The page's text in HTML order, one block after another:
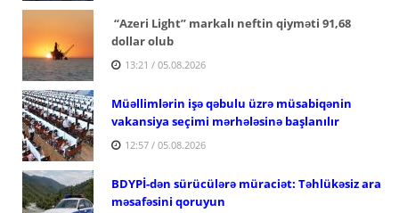
“Azeri Light” markalı neftin qiyməti 91,68
dollar olub
13:21 / 05.08.2026
Müəllimlərin işə qəbulu üzrə müsabiqənin
vakansiya seçimi mərhələsinə başlanılır
12:57 / 05.08.2026
BDYPİ-dən sürücülərə müraciət: Təhlükəsiz ara
məsafəsini qoruyun